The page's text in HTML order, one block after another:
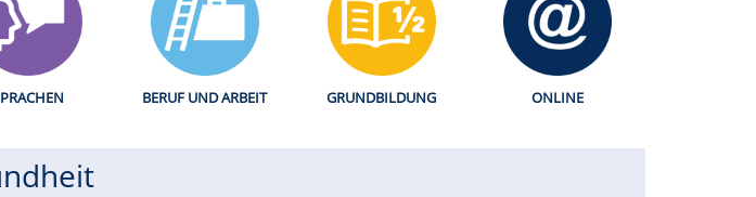
BERUF UND ARBEIT GRUNDBILDUNG ONLINE